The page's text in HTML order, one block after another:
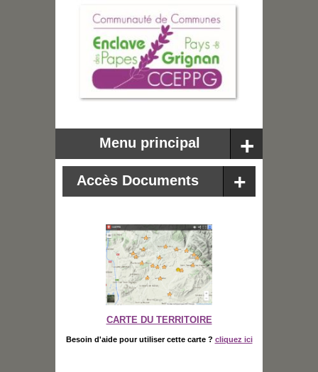
Menu principal
Accès Documents
CARTE DU TERRITOIRE
Besoin d'aide pour utiliser cette carte ? cliquez ici